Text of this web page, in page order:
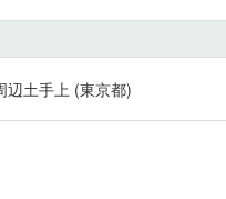
辺土手上 (東京都)